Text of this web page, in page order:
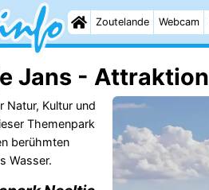
Zoutelande Webcam
Jans - Attraktion
Natur, Kultur und
Themenpark
berühmten
Wasser.